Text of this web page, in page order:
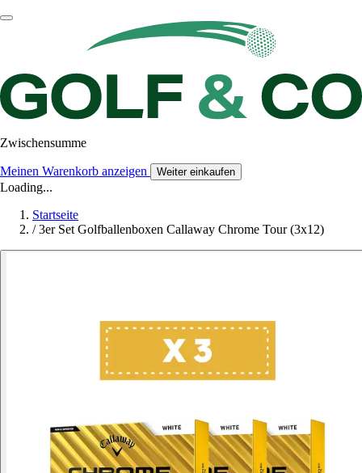
Zwischensumme
Meinen Warenkorb anzeigen Weiter einkaufen
Loading...
Startseite
/ 3er Set Golfballenboxen Callaway Chrome Tour (3x12)